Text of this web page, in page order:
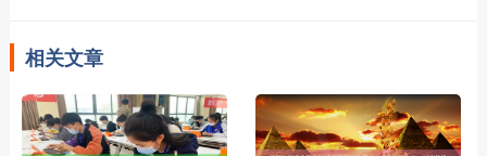
相关文章